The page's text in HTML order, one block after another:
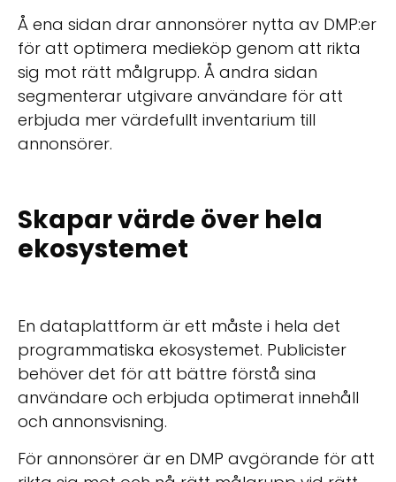
Å ena sidan drar annonsörer nytta av DMP:er
för att optimera medieköp genom att rikta
sig mot rätt målgrupp. Å andra sidan
segmenterar utgivare användare för att
erbjuda mer värdefullt inventarium till
annonsörer.
Skapar värde över hela
ekosystemet
En dataplattform är ett måste i hela det
programmatiska ekosystemet. Publicister
behöver det för att bättre förstå sina
användare och erbjuda optimerat innehåll
och annonsvisning.
För annonsörer är en DMP avgörande för att